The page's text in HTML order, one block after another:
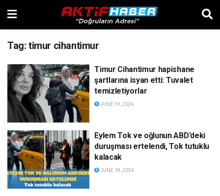
Tag: timur cihantimur
Timur Cihantimur hapishane
şartlarına isyan etti: Tuvalet
temizletiyorlar
JUNE 19, 2024
Eylem Tok ve oğlunun ABD’deki
duruşması ertelendi, Tok tutuklu
kalacak
JUNE 18, 2024